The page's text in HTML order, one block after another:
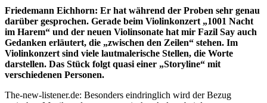
Friedemann Eichhorn: Er hat während der Proben sehr genau
darüber gesprochen. Gerade beim Violinkonzert „1001 Nacht
im Harem“ und der neuen Violinsonate hat mir Fazil Say auch
Gedanken erläutert, die „zwischen den Zeilen“ stehen. Im
Violinkonzert sind viele lautmalerische Stellen, die Worte
darstellen. Das Stück folgt quasi einer „Storyline“ mit
verschiedenen Personen.
The-new-listener.de: Besonders eindringlich wird der Bezug